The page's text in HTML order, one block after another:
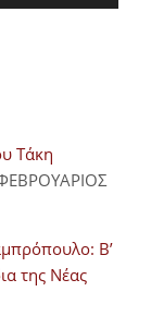
Τάκη
Β’
της Νέας